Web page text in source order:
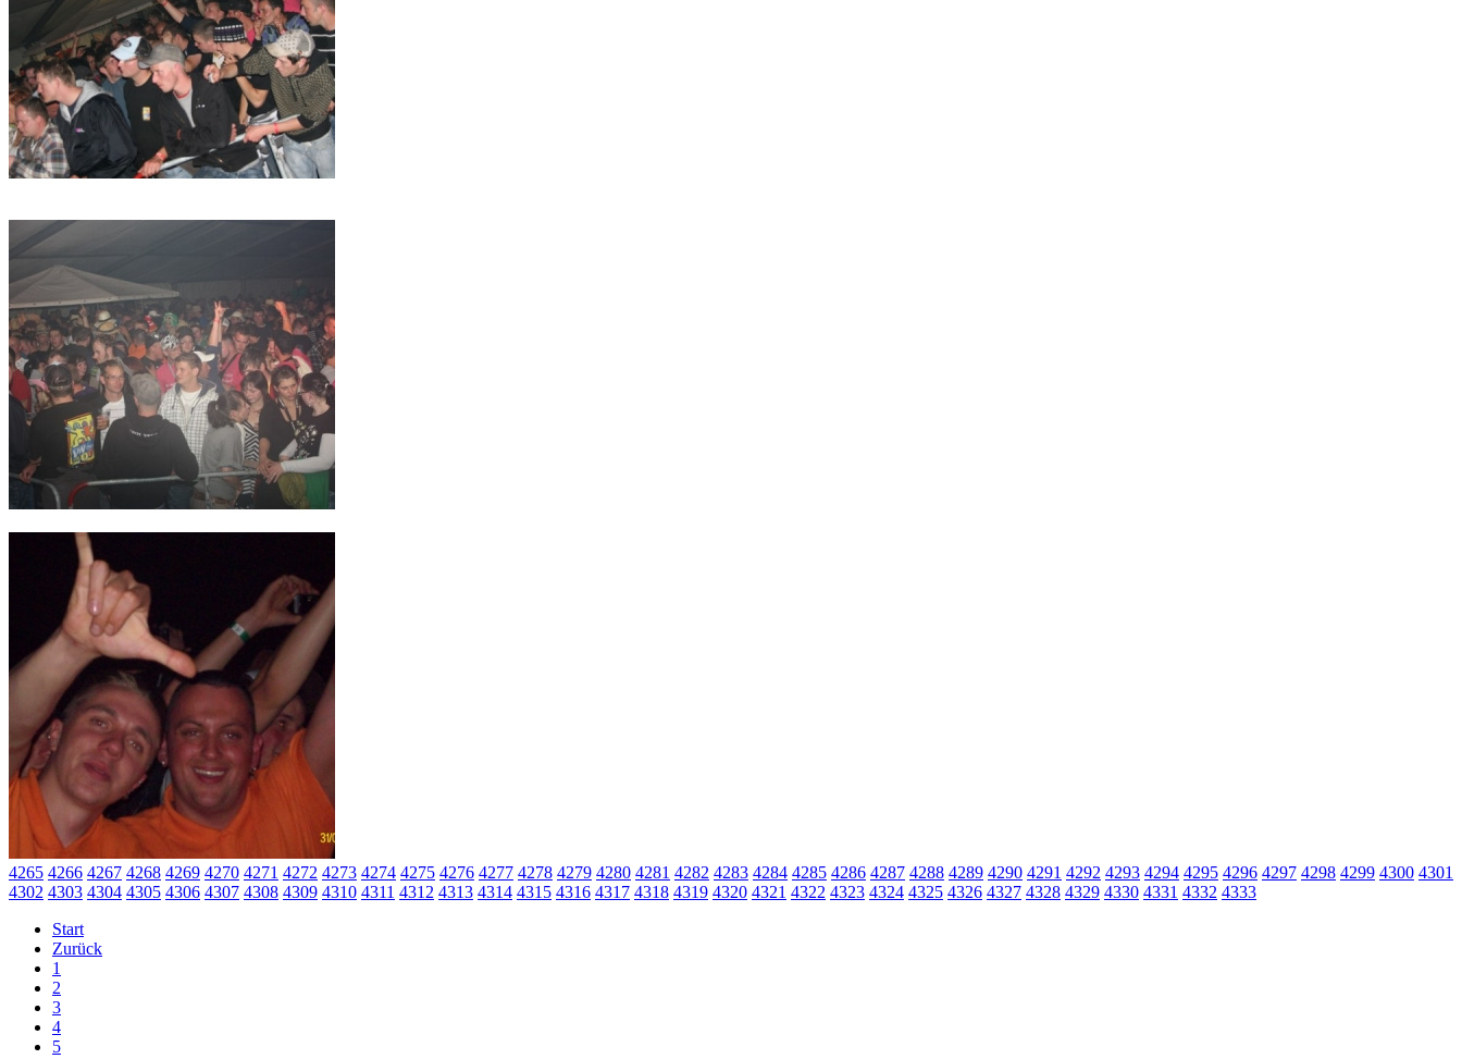
4265 4266 4267 4268 4269 4270 4271 4272 4273 4274 4275 4276 4277 4278 4279 4280 4281 4282 4283 4284 4285 4286 4287 4288 4289 4290 4291 4292 4293 4294 4295 4296 4297 4298 4299 4300 4301
4302 4303 4304 4305 4306 4307 4308 4309 4310 4311 4312 4313 4314 4315 4316 4317 4318 4319 4320 4321 4322 4323 4324 4325 4326 4327 4328 4329 4330 4331 4332 4333
Start
Zurück
1
2
3
4
5